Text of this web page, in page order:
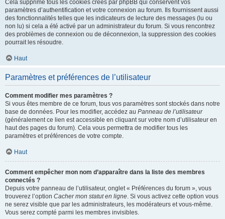
Cela supprime tous les cookies créés par phpBB qui conservent vos
paramètres d’authentification et votre connexion au forum. Ils fournissent aussi
des fonctionnalités telles que les indicateurs de lecture des messages (lu ou
non lu) si cela a été activé par un administrateur du forum. Si vous rencontrez
des problèmes de connexion ou de déconnexion, la suppression des cookies
pourrait les résoudre.
Haut
Paramètres et préférences de l’utilisateur
Comment modifier mes paramètres ?
Si vous êtes membre de ce forum, tous vos paramètres sont stockés dans notre
base de données. Pour les modifier, accédez au Panneau de l’utilisateur
(généralement ce lien est accessible en cliquant sur votre nom d’utilisateur en
haut des pages du forum). Cela vous permettra de modifier tous les
paramètres et préférences de votre compte.
Haut
Comment empêcher mon nom d’apparaître dans la liste des membres
connectés ?
Depuis votre panneau de l’utilisateur, onglet « Préférences du forum », vous
trouverez l’option Cacher mon statut en ligne. Si vous activez cette option vous
ne serez visible que par les administrateurs, les modérateurs et vous-même.
Vous serez compté parmi les membres invisibles.